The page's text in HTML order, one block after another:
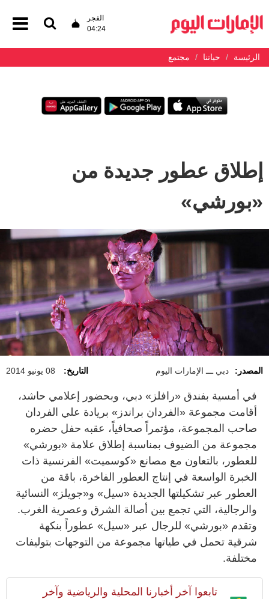
الفجر
04:24
الرئيسة حياتنا مجتمع
إطلاق عطور جديدة من
«بورشي»
المصدر: دبي ـــ الإمارات اليوم التاريخ: 08 يونيو 2014
في أمسية بفندق «رافلز» دبي، وبحضور إعلامي حاشد،
أقامت مجموعة «الفردان براندز» بريادة علي الفردان
صاحب المجموعة، مؤتمراً صحافياً، عقبه حفل حضره
مجموعة من الضيوف بمناسبة إطلاق علامة «بورشي»
للعطور، بالتعاون مع مصانع «كوسميت» الفرنسية ذات
الخبرة الواسعة في إنتاج العطور الفاخرة، باقة من
العطور عبر تشكيلتها الجديدة «سيل» و«جويلز» النسائية
والرجالية، التي تجمع بين أصالة الشرق وعصرية الغرب.
وتقدم «بورشي» للرجال عبر «سيل» عطوراً بنكهة
شرقية تحمل في طياتها مجموعة من التوجهات بتوليفات
مختلفة.
تابعوا آخر أخبارنا المحلية والرياضية وآخر